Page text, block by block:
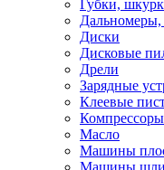
Губки,
Диски
Дисковые
Дрели
Зарядные
Клеевые
Масло
Машины
Машины